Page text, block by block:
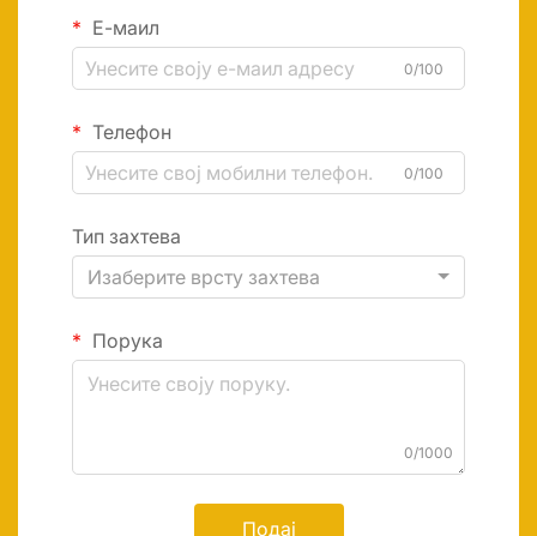
Е-маил
0/100
Телефон
0/100
Тип захтева
Изаберите врсту захтева
Порука
0/1000
Подај